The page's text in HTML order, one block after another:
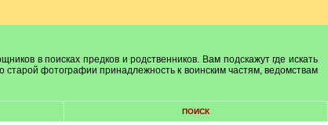
в поисках предков и родственников. Вам подскажут где искать
фотографии принадлежность к воинским частям, ведомствам
ПОИСК